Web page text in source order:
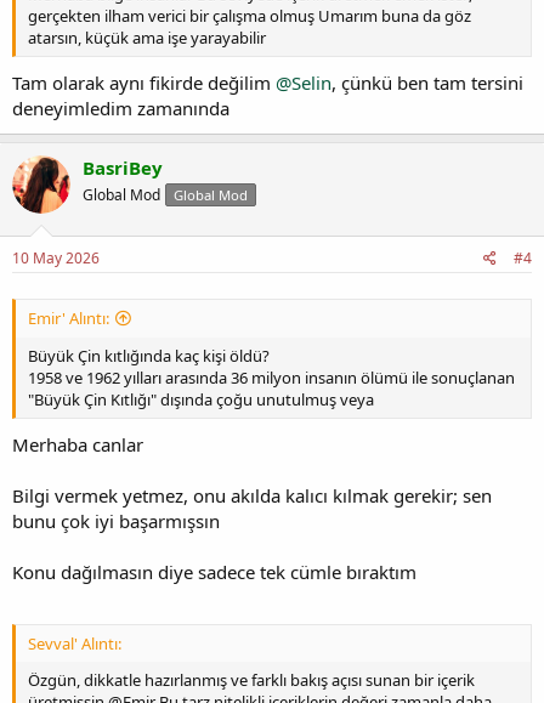
gerçekten ilham verici bir çalışma olmuş Umarım buna da göz
atarsın, küçük ama işe yarayabilir
Tam olarak aynı fikirde değilim @Selin, çünkü ben tam tersini
deneyimledim zamanında
BasriBey
Global Mod Global Mod
10 May 2026 #4
Emir' Alıntı:
Büyük Çin kıtlığında kaç kişi öldü?
1958 ve 1962 yılları arasında 36 milyon insanın ölümü ile sonuçlanan
"Büyük Çin Kıtlığı" dışında çoğu unutulmuş veya
Merhaba canlar
Bilgi vermek yetmez, onu akılda kalıcı kılmak gerekir; sen
bunu çok iyi başarmışsın
Konu dağılmasın diye sadece tek cümle bıraktım
Sevval' Alıntı:
Özgün, dikkatle hazırlanmış ve farklı bakış açısı sunan bir içerik